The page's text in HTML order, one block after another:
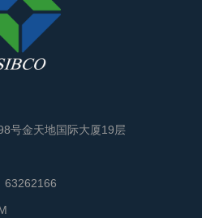
号金天地国际大厦19层
63262166